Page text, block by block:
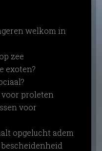
welkom in
zee
exoten?
voor proleten
voor
opgelucht adem